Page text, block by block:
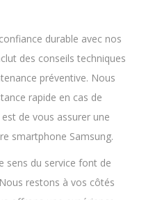
durable avec nos
des conseils techniques
préventive. Nous
rapide en cas de
de vous assurer une
smartphone Samsung.
sens du service font de
restons à vos côtés